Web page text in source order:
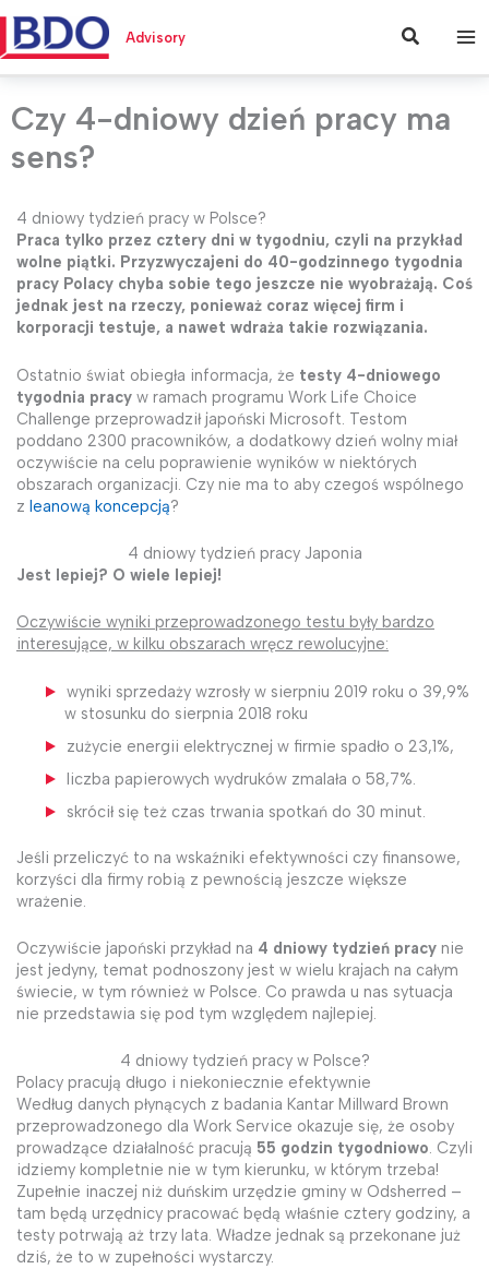
treści
Advisory Szukaj
Czy 4-dniowy dzień pracy ma
sens?
4 dniowy tydzień pracy w Polsce?
Praca tylko przez cztery dni w tygodniu, czyli na przykład
wolne piątki. Przyzwyczajeni do 40-godzinnego tygodnia
pracy Polacy chyba sobie tego jeszcze nie wyobrażają. Coś
jednak jest na rzeczy, ponieważ coraz więcej firm i
korporacji testuje, a nawet wdraża takie rozwiązania.
Ostatnio świat obiegła informacja, że testy 4-dniowego
tygodnia pracy w ramach programu Work Life Choice
Challenge przeprowadził japoński Microsoft. Testom
poddano 2300 pracowników, a dodatkowy dzień wolny miał
oczywiście na celu poprawienie wyników w niektórych
obszarach organizacji. Czy nie ma to aby czegoś wspólnego
z leanową koncepcją?
4 dniowy tydzień pracy Japonia
Jest lepiej? O wiele lepiej!
Oczywiście wyniki przeprowadzonego testu były bardzo
interesujące, w kilku obszarach wręcz rewolucyjne:
wyniki sprzedaży wzrosły w sierpniu 2019 roku o 39,9%
w stosunku do sierpnia 2018 roku
zużycie energii elektrycznej w firmie spadło o 23,1%,
liczba papierowych wydruków zmalała o 58,7%.
skrócił się też czas trwania spotkań do 30 minut.
Jeśli przeliczyć to na wskaźniki efektywności czy finansowe,
korzyści dla firmy robią z pewnością jeszcze większe
wrażenie.
Oczywiście japoński przykład na 4 dniowy tydzień pracy nie
jest jedyny, temat podnoszony jest w wielu krajach na całym
świecie, w tym również w Polsce. Co prawda u nas sytuacja
nie przedstawia się pod tym względem najlepiej.
4 dniowy tydzień pracy w Polsce?
Polacy pracują długo i niekoniecznie efektywnie
Według danych płynących z badania Kantar Millward Brown
przeprowadzonego dla Work Service okazuje się, że osoby
prowadzące działalność pracują 55 godzin tygodniowo. Czyli
idziemy kompletnie nie w tym kierunku, w którym trzeba!
Zupełnie inaczej niż duńskim urzędzie gminy w Odsherred –
tam będą urzędnicy pracować będą właśnie cztery godziny, a
testy potrwają aż trzy lata. Władze jednak są przekonane już
dziś, że to w zupełności wystarczy.